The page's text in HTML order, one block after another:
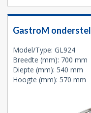
GastroM onderstel
Model/Type: GL924
Breedte (mm): 700 mm
Diepte (mm): 540 mm
Hoogte (mm): 570 mm